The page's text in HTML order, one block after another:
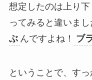
想定したのは上り
ってみると違いまし
ぶ んですよね！ ブ
ということで、すっ